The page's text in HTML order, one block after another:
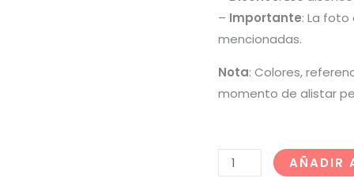
– Importante: La
mencionadas.
Nota: Colores,
momento de alistar
AÑADIR